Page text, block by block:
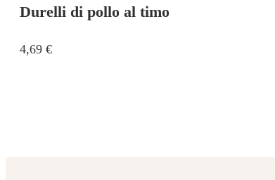
Durelli di pollo al timo
4,69 €